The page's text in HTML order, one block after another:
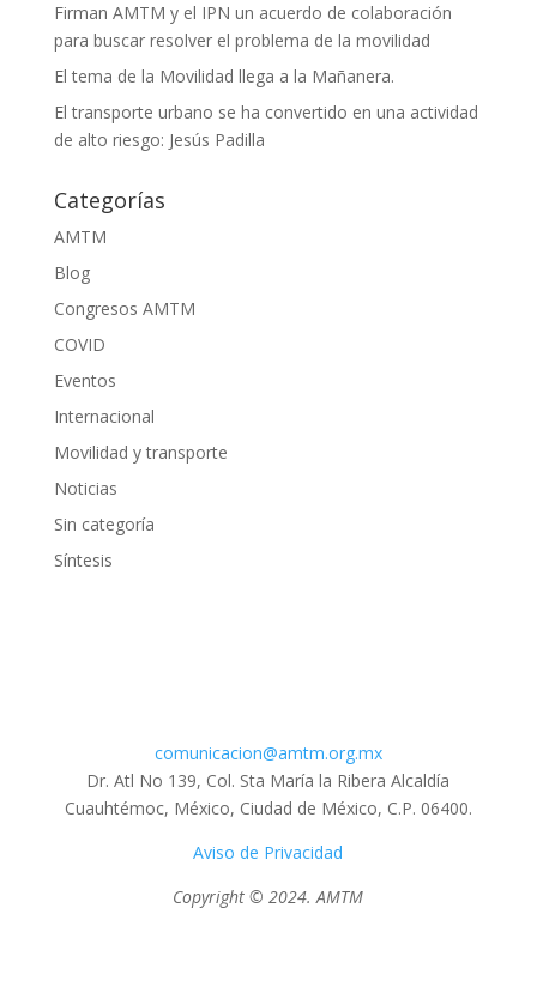
Firman AMTM y el IPN un acuerdo de colaboración
para buscar resolver el problema de la movilidad
El tema de la Movilidad llega a la Mañanera.
El transporte urbano se ha convertido en una actividad
de alto riesgo: Jesús Padilla
Categorías
AMTM
Blog
Congresos AMTM
COVID
Eventos
Internacional
Movilidad y transporte
Noticias
Sin categoría
Síntesis
comunicacion@amtm.org.mx
Dr. Atl No 139, Col. Sta María la Ribera Alcaldía
Cuauhtémoc, México, Ciudad de México, C.P. 06400.
Aviso de Privacidad
Copyright © 2024. AMTM